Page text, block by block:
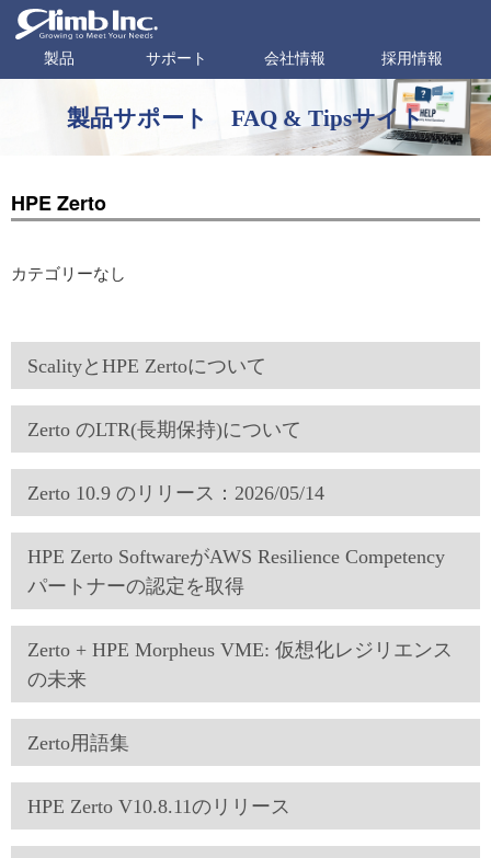
製品 サポート 会社情報 採用情報
製品サポート FAQ & Tipsサイト
HPE Zerto
カテゴリーなし
ScalityとHPE Zertoについて
Zerto のLTR(長期保持)について
Zerto 10.9 のリリース：2026/05/14
HPE Zerto SoftwareがAWS Resilience Competency
パートナーの認定を取得
Zerto + HPE Morpheus VME: 仮想化レジリエンス
の未来
Zerto用語集
HPE Zerto V10.8.11のリリース